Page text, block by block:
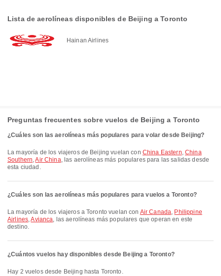
Lista de aerolíneas disponibles de Beijing a Toronto
Hainan Airlines
Preguntas frecuentes sobre vuelos de Beijing a Toronto
¿Cuáles son las aerolíneas más populares para volar desde Beijing?
La mayoría de los viajeros de Beijing vuelan con China Eastern, China
Southern,Air China, las aerolíneas más populares para las salidas desde
esta ciudad.
¿Cuáles son las aerolíneas más populares para vuelos a Toronto?
La mayoría de los viajeros a Toronto vuelan con Air Canada, Philippine
Airlines,Avianca, las aerolíneas más populares que operan en este
destino.
¿Cuántos vuelos hay disponibles desde Beijing a Toronto?
Hay 2 vuelos desde Beijing hasta Toronto.